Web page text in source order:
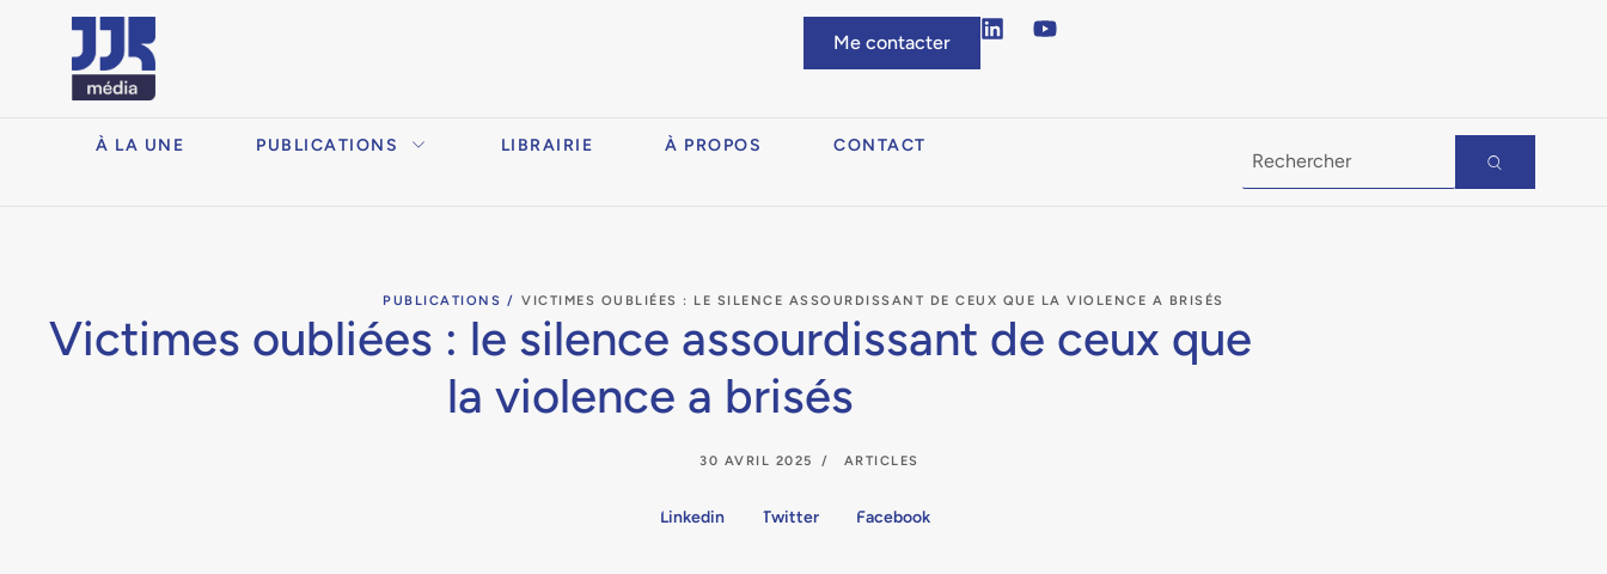
Me contacter
À LA UNE PUBLICATIONS LIBRAIRIE À PROPOS CONTACT
PUBLICATIONS / VICTIMES OUBLIÉES : LE SILENCE ASSOURDISSANT DE CEUX QUE LA VIOLENCE A BRISÉS
Victimes oubliées : le silence assourdissant de ceux que
la violence a brisés
30 AVRIL 2025 ARTICLES
Linkedin Twitter Facebook